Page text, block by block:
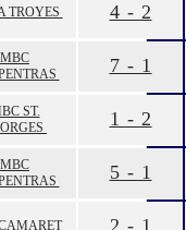
TROYES 4 - 2
MBC
7 - 1
ST.
1 - 2
MBC
5 - 1
2 - 1